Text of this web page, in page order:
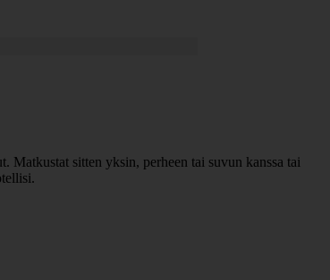
sitten yksin, perheen tai suvun kanssa tai